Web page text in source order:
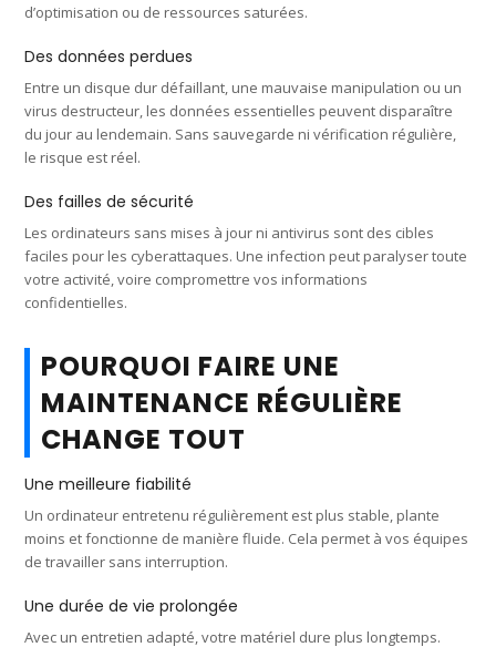
d’optimisation ou de ressources saturées.
Des données perdues
Entre un disque dur défaillant, une mauvaise manipulation ou un
virus destructeur, les données essentielles peuvent disparaître
du jour au lendemain. Sans sauvegarde ni vérification régulière,
le risque est réel.
Des failles de sécurité
Les ordinateurs sans mises à jour ni antivirus sont des cibles
faciles pour les cyberattaques. Une infection peut paralyser toute
votre activité, voire compromettre vos informations
confidentielles.
POURQUOI FAIRE UNE
MAINTENANCE RÉGULIÈRE
CHANGE TOUT
Une meilleure fiabilité
Un ordinateur entretenu régulièrement est plus stable, plante
moins et fonctionne de manière fluide. Cela permet à vos équipes
de travailler sans interruption.
Une durée de vie prolongée
Avec un entretien adapté, votre matériel dure plus longtemps.